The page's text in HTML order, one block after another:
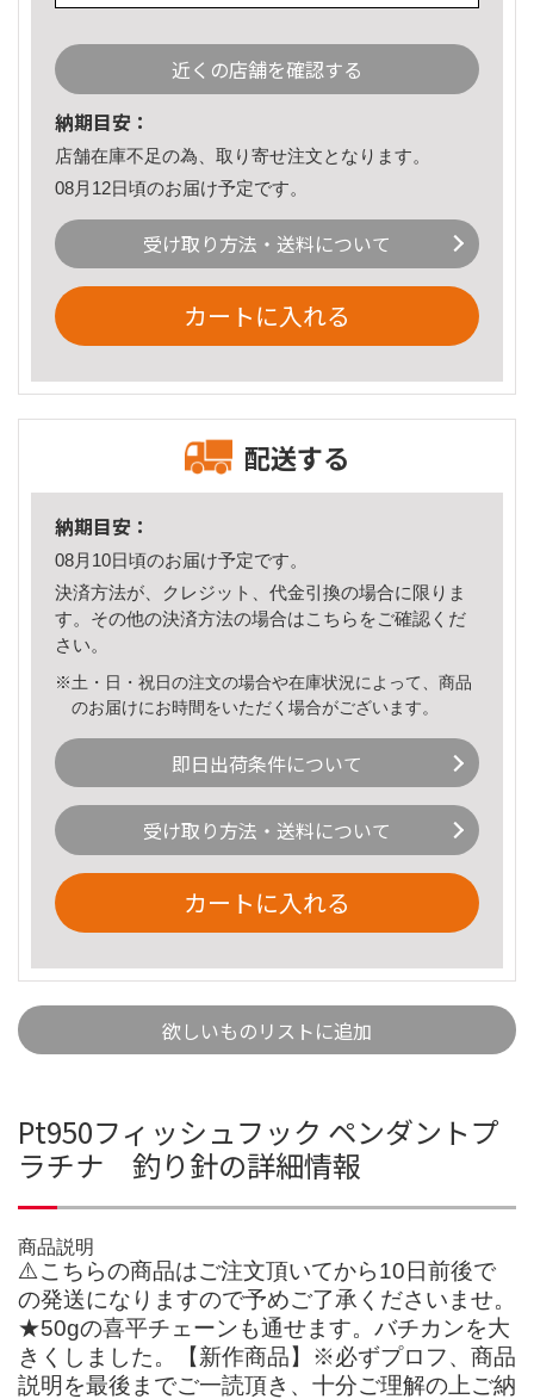
近くの店舗を確認する
納期目安：
店舗在庫不足の為、取り寄せ注文となります。
08月12日頃のお届け予定です。
受け取り方法・送料について
カートに入れる
配送する
納期目安：
08月10日頃のお届け予定です。
決済方法が、クレジット、代金引換の場合に限りま
す。その他の決済方法の場合はこちら をご確認くだ
さい。
※土・日・祝日の注文の場合や在庫状況によって、商品
のお届けにお時間をいただく場合がございます。
即日出荷条件について
受け取り方法・送料について
カートに入れる
欲しいものリストに追加
Pt950フィッシュフック ペンダントプ
ラチナ 釣り針の詳細情報
商品説明
⚠️こちらの商品はご注文頂いてから10日前後で
の発送になりますので予めご了承くださいませ。
★50gの喜平チェーンも通せます。バチカンを大
きくしました。【新作商品】※必ずプロフ、商品
説明を最後までご一読頂き、十分ご理解の上ご納